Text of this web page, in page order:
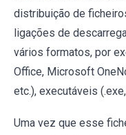
distribuição de
ligações de
vários formatos, por
Office, Microsoft
etc.), executáveis
Uma vez que esse